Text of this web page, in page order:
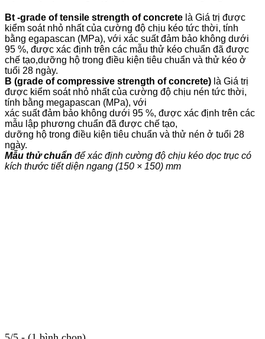
Bt -grade of tensile strength of concrete là Giá trị được
kiểm soát nhỏ nhất của cường độ chịu kéo tức thời, tính
bằng egapascan (MPa), với xác suất đảm bảo không dưới
95 %, được xác định trên các mẫu thử kéo chuẩn đã được
chế tạo,dưỡng hộ trong điều kiện tiêu chuẩn và thử kéo ở
tuổi 28 ngày.
B (grade of compressive strength of concrete) là Giá trị
được kiểm soát nhỏ nhất của cường độ chịu nén tức thời,
tính bằng megapascan (MPa), với
xác suất đảm bảo không dưới 95 %, được xác định trên các
mẫu lập phương chuẩn đã được chế tạo,
dưỡng hộ trong điều kiện tiêu chuẩn và thử nén ở tuổi 28
ngày.
Mẫu thử chuẩn để xác định cường độ chịu kéo dọc trục có
kích thước tiết diện ngang (150 × 150) mm